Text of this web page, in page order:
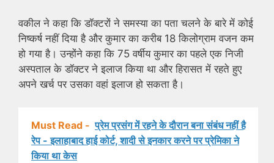
वकील ने कहा कि डॉक्टरों ने समस्या का पता चलने के बारे में कोई
निष्कर्ष नहीं दिया है और कुमार का करीब 18 किलोग्राम वजन कम
हो गया है। उन्होंने कहा कि 75 वर्षीय कुमार का पहले एक निजी
अस्पताल के डॉक्टर ने इलाज किया था और हिरासत में रहते हुए
अपने खर्च पर उसका वहां इलाज हो सकता है।
Must Read - प्रेम प्रसंग में रहने के दौरान बना संबंध नहीं है
रेप - इलाहाबाद हाई कोर्ट, शादी से इनकार करने पर प्रेमिका ने
किया था केस